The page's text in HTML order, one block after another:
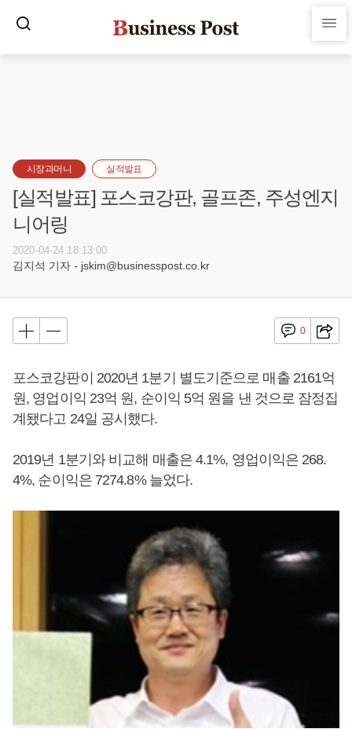
시장과머니 실적발표
[실적발표] 포스코강판, 골프존, 주성엔지
니어링
2020-04-24 18:13:00
김지석 기자 - jskim@businesspost.co.kr
0
포스코강판이 2020년 1분기 별도기준으로 매출 2161억
원, 영업이익 23억 원, 순이익 5억 원을 낸 것으로 잠정집
계됐다고 24일 공시했다.
2019년 1분기와 비교해 매출은 4.1%, 영업이익은 268.
4%, 순이익은 7274.8% 늘었다.